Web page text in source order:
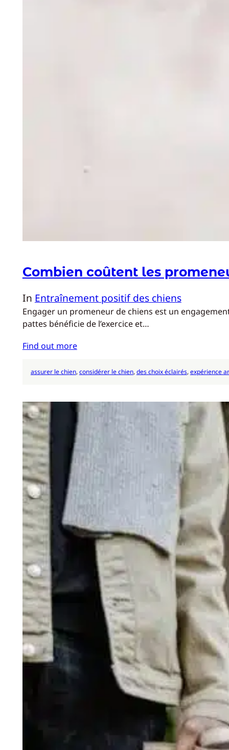
Combien coûtent les
In Entraînement positif des chiens
Engager un promeneur de chiens est un
pattes bénéficie de l’exercice et…
Find out more
assurer le chien, considérer le chien, des choix éclairés, expérience